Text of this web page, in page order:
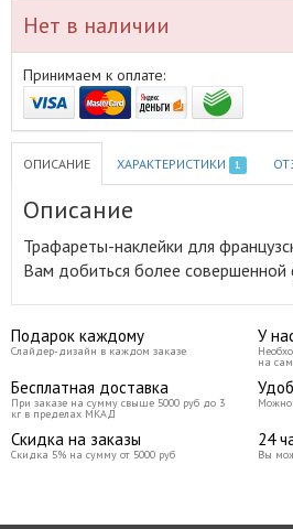
Нет в наличии
Принимаем к оплате:
ОПИСАНИЕ ХАРАКТЕРИСТИКИ 1
Описание
Трафареты-наклейки для
Вам добиться более
Подарок каждому
Слайдер-дизайн в каждом заказе
У
на
Бесплатная доставка
При заказе на сумму свыше 5000 руб до 3
кг в пределах МКАД
Можно
Скидка на заказы
Скидка 5% на сумму от 5000 руб
24
Вы